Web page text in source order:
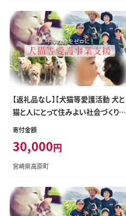
【返礼品なし】【犬猫等愛護活動 犬と
猫と人にとって住みよい社会づくりを
応援】宮崎県 高原町 特定非営利活
P00056
寄付金額
30,000円
宮崎県高原町